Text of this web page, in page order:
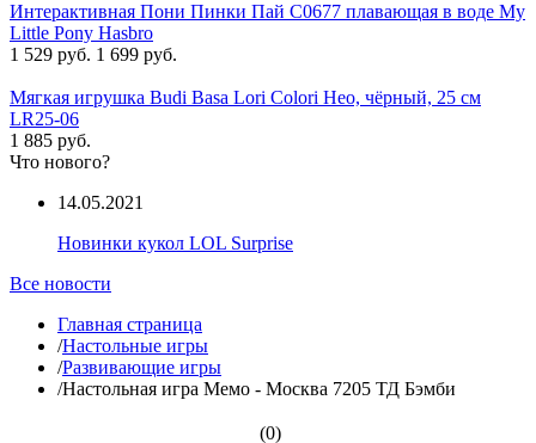
Интерактивная Пони Пинки Пай C0677 плавающая в воде My
Little Pony Hasbro
1 529 руб. 1 699 руб.
Мягкая игрушка Budi Basa Lori Colori Нео, чёрный, 25 см
LR25-06
1 885 руб.
Что нового?
14.05.2021
Новинки кукол LOL Surprise
Все новости
Главная страница
/Настольные игры
/Развивающие игры
/Настольная игра Мемо - Москва 7205 ТД Бэмби
(0)